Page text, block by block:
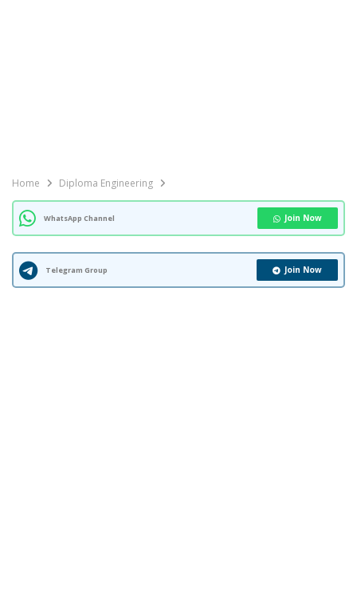
Home Diploma Engineering
WhatsApp Channel Join Now
Telegram Group Join Now